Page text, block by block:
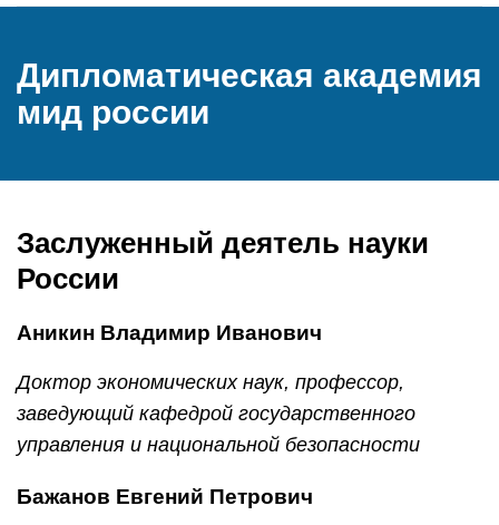
Дипломатическая академия
мид россии
Заслуженный деятель науки
России
Аникин Владимир Иванович
Доктор экономических наук, профессор,
заведующий кафедрой государственного
управления и национальной безопасности
Бажанов Евгений Петрович